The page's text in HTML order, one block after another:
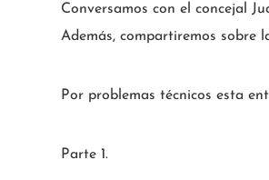
Conversamos con el concejal
Además, compartiremos sobre
Por problemas técnicos esta
Parte 1.